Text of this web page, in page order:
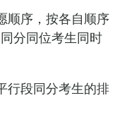
顺序，按各自顺序
分同位考生同时
行段同分考生的排